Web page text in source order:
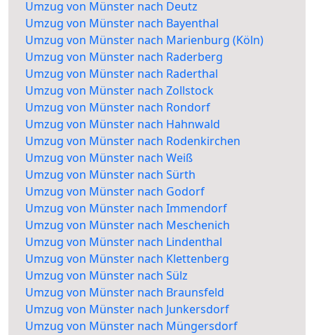
Umzug von Münster nach Deutz
Umzug von Münster nach Bayenthal
Umzug von Münster nach Marienburg (Köln)
Umzug von Münster nach Raderberg
Umzug von Münster nach Raderthal
Umzug von Münster nach Zollstock
Umzug von Münster nach Rondorf
Umzug von Münster nach Hahnwald
Umzug von Münster nach Rodenkirchen
Umzug von Münster nach Weiß
Umzug von Münster nach Sürth
Umzug von Münster nach Godorf
Umzug von Münster nach Immendorf
Umzug von Münster nach Meschenich
Umzug von Münster nach Lindenthal
Umzug von Münster nach Klettenberg
Umzug von Münster nach Sülz
Umzug von Münster nach Braunsfeld
Umzug von Münster nach Junkersdorf
Umzug von Münster nach Müngersdorf